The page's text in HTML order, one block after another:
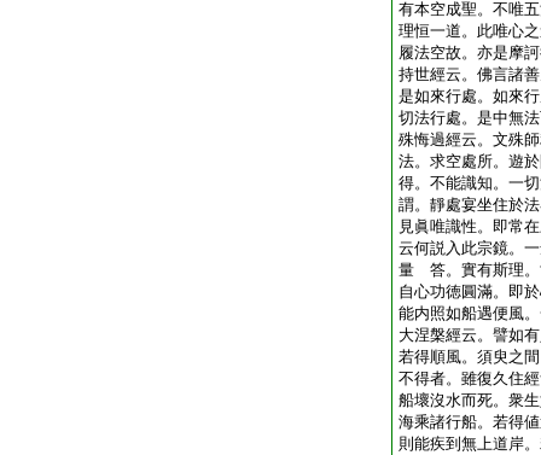
有本空成聖。不唯
理恒一道。此唯心
履法空故。亦是摩
持世經云。佛言諸
是如來行處。如來
切法行處。是中無
殊悔過經云。文殊
法。求空處所。遊
得。不能識知。一
謂。靜處宴坐住於
見眞唯識性。即常
云何説入此宗鏡。
量 答。實有斯理。
自心功徳圓滿。即
能内照如船遇便風
大涅槃經云。譬如
若得順風。須臾之
不得者。雖復久住
船壞沒水而死。衆
海乘諸行船。若得
則能疾到無上道岸